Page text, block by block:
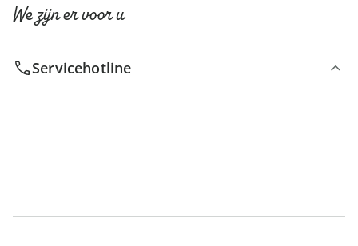
We zijn er voor u
Servicehotline